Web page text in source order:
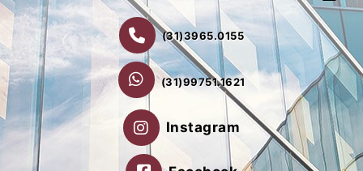
(31)3965.0155
(31)99751.1621
Instagram